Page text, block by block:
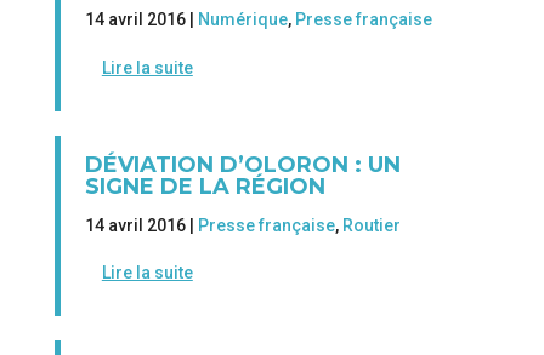
14 avril 2016 | Numérique, Presse française
Lire la suite
DÉVIATION D’OLORON : UN
SIGNE DE LA RÉGION
14 avril 2016 | Presse française, Routier
Lire la suite